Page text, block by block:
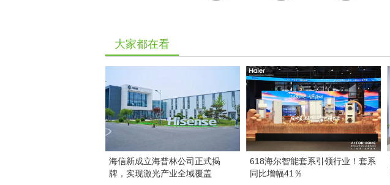
大家都在看
海信新成立海普林公司正式揭
牌，实现激光产业全域覆盖
618海尔智能套系引领行业！套系
同比增幅41％